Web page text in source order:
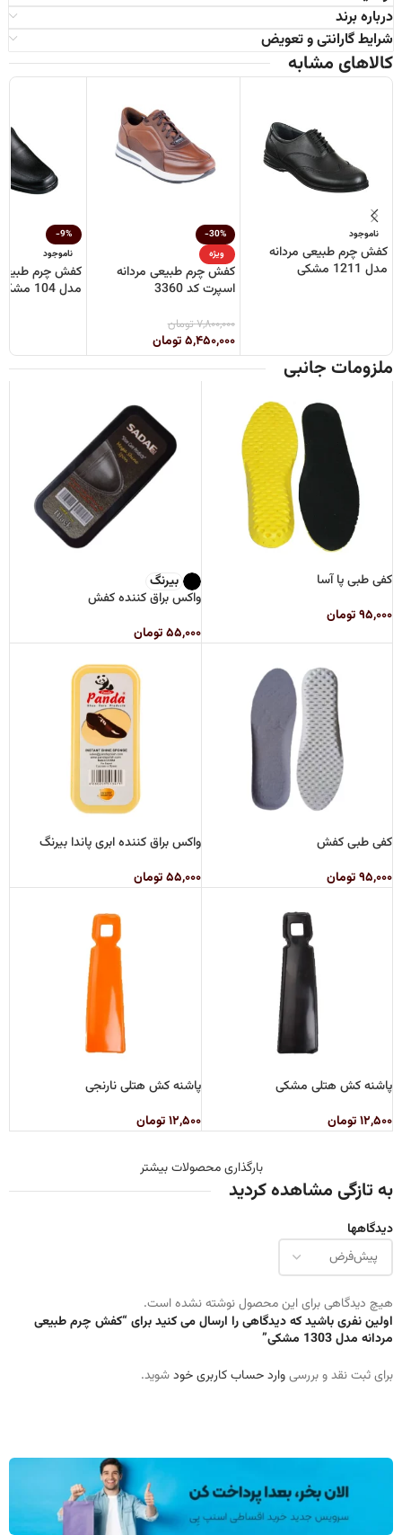
درباره برند
شرایط گارانتی و تعویض
کالاهای مشابه
ناموجود
کفش چرم طبیعی مردانه
مدل 1211 مشکی
-30%
ویژه
کفش چرم طبیعی مردانه
اسپرت کد 3360
۷,۸۰۰,۰۰۰تومان
۵,۴۵۰,۰۰۰تومان
-9%
ناموجود
کفش چرم طبیعی
مدل 104 مشکی
ملزومات جانبی
کفی طبی پا آسا
۹۵,۰۰۰تومان
بیرنگ
واکس براق کننده کفش
۵۵,۰۰۰ تومان
کفی طبی کفش
۹۵,۰۰۰تومان
واکس براق کننده ابری پاندا بیرنگ
۵۵,۰۰۰ تومان
پاشنه کش هتلی مشکی
۱۲,۵۰۰تومان
پاشنه کش هتلی نارنجی
۱۲,۵۰۰ تومان
بارگذاری محصولات بیشتر
به تازگی مشاهده کردید
دیدگاهها
هیچ دیدگاهی برای این محصول نوشته نشده است.
اولین نفری باشید که دیدگاهی را ارسال می کنید برای “کفش چرم طبیعی
مردانه مدل 1303 مشکی”
برای ثبت نقد و بررسیوارد حساب کاربری خودشوید.